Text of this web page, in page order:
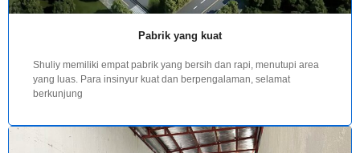
Pabrik yang kuat
Shuliy memiliki empat pabrik yang bersih dan rapi, menutupi area
yang luas. Para insinyur kuat dan berpengalaman, selamat
berkunjung